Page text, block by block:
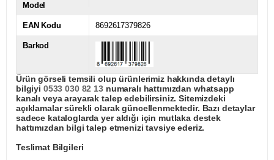
Model
EAN Kodu 8692617379826
Barkod
Ürün görseli temsili olup ürünlerimiz hakkında detaylı
bilgiyi 0533 030 82 13numaralı hattımızdan whatsapp
kanalı veya arayarak talep edebilirsiniz. Sitemizdeki
açıklamalar sürekli olarak güncellenmektedir. Bazı detaylar
sadece kataloglarda yer aldığı için mutlaka destek
hattımızdan bilgi talep etmenizi tavsiye ederiz.
Teslimat Bilgileri